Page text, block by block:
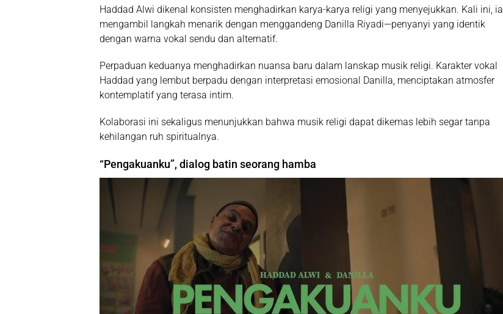
Haddad Alwi dikenal konsisten menghadirkan karya-karya religi yang menyejukkan. Kali ini, ia
mengambil langkah menarik dengan menggandeng Danilla Riyadi—penyanyi yang identik
dengan warna vokal sendu dan alternatif.
Perpaduan keduanya menghadirkan nuansa baru dalam lanskap musik religi. Karakter vokal
Haddad yang lembut berpadu dengan interpretasi emosional Danilla, menciptakan atmosfer
kontemplatif yang terasa intim.
Kolaborasi ini sekaligus menunjukkan bahwa musik religi dapat dikemas lebih segar tanpa
kehilangan ruh spiritualnya.
“Pengakuanku”, dialog batin seorang hamba